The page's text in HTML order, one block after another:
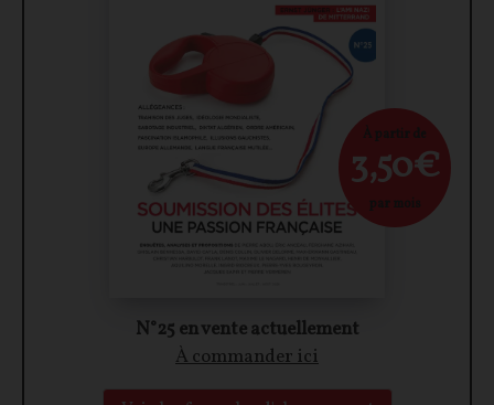
N°25 en vente actuellement
À commander ici
À partir de
3,50€
par mois